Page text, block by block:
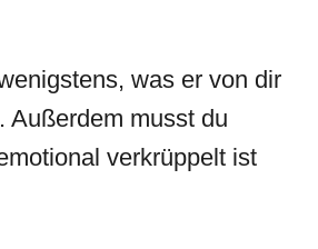
was er von dir
Außerdem musst du
verkrüppelt ist